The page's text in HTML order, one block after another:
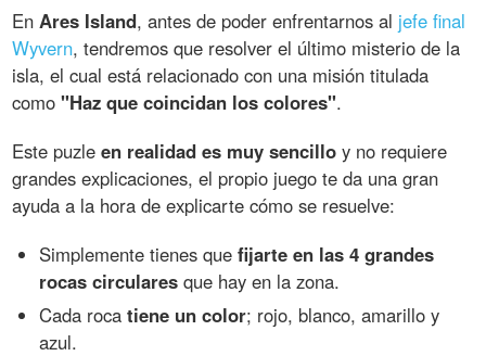
EnAres Island, antes de poder enfrentarnos al jefe final
Wyvern, tendremos que resolver el último misterio de la
isla, el cual está relacionado con una misión titulada
como"Haz que coincidan los colores".
Este puzleen realidad es muy sencillo y no requiere
grandes explicaciones, el propio juego te da una gran
ayuda a la hora de explicarte cómo se resuelve:
Simplemente tienes quefijarte en las 4 grandes
rocas circulares que hay en la zona.
Cada rocatiene un color; rojo, blanco, amarillo y
azul.